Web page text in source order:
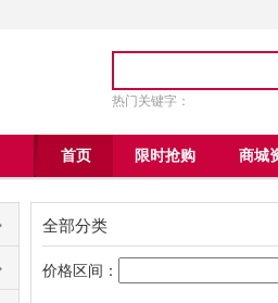
热门关键字：
首页 限时抢购 商城
全部分类
价格区间：